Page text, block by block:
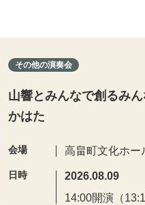
その他の演奏会
山響とみんなで創るみ
かはた
会場 高畠町文化ホー
日時
2026.08.09
14:00開演（